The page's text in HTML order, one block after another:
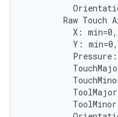
Raw Touch
X:
Y: